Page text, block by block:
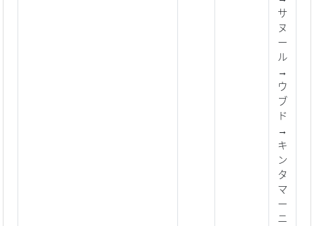
サ
ヌ
ー
ル
→
ウ
ブ
ド
→
キ
ン
タ
マ
ー
ニ